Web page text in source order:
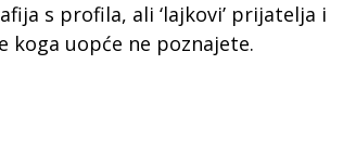
s profila, ali ‘lajkovi’ prijatelja i
uopće ne poznajete.